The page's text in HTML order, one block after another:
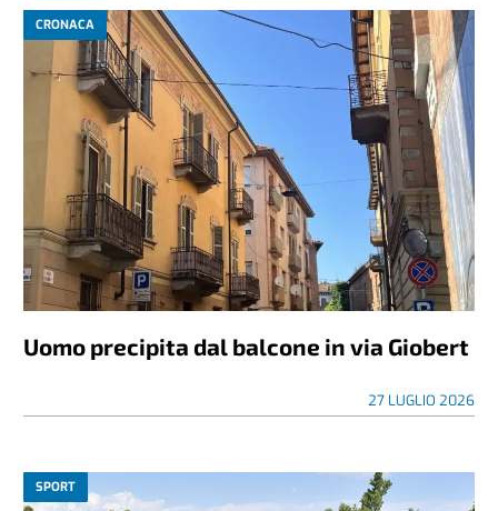
CRONACA
Uomo precipita dal balcone in via Giobert
27 LUGLIO 2026
SPORT